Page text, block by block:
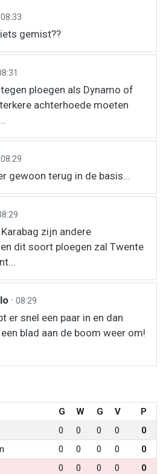
08:33
gemist??
ploegen als Dynamo of
achterhoede moeten
08:29
gewoon terug in de basis...
zijn andere
dit soort ploegen zal Twente
· 08:29
er snel een paar in en dan
blad aan de boom weer om!
G W G V
P
0 0 0 0
0
0 0 0 0
0
0 0 0 0
0